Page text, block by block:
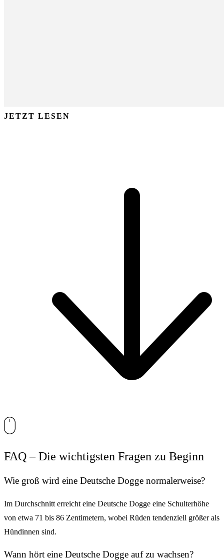
JETZT LESEN
FAQ – Die wichtigsten Fragen zu Beginn
Wie groß wird eine Deutsche Dogge normalerweise?
Im Durchschnitt erreicht eine Deutsche Dogge eine Schulterhöhe
von etwa 71 bis 86 Zentimetern, wobei Rüden tendenziell größer als
Hündinnen sind.
Wann hört eine Deutsche Dogge auf zu wachsen?